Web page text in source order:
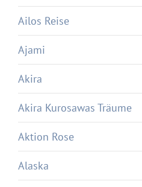
Ailos Reise
Ajami
Akira
Akira Kurosawas Träume
Aktion Rose
Alaska